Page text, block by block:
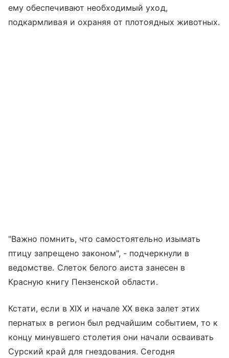
ему обеспечивают необходимый уход,
подкармливая и охраняя от плотоядных животных.
"Важно помнить, что самостоятельно изымать
птицу запрещено законом", - подчеркнули в
ведомстве. Cлеток белого аиста занесен в
Красную книгу Пензенской области.
Кстати, если в XIX и начале XX века залет этих
пернатых в регион был редчайшим событием, то к
концу минувшего столетия они начали осваивать
Сурский край для гнездования. Сегодня